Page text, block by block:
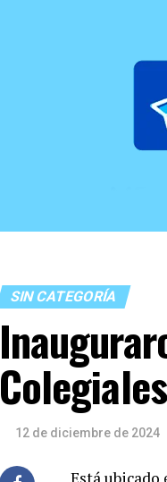
SIN CATEGORÍA
Colegiales
12 de diciembre de 2024